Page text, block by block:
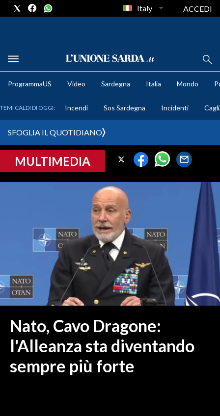
METEO
CRONACA SARDEGNA
ORISTANO E PROVINCIA
SASSARI E PROVINCIA
NUORO E PROVINCIA
OGLIASTRA
ITALIA
MONDO
Italy ACCEDI
ProgrammaUS Video Sardegna Italia Mondo
TEMI CALDI DI OGGI: Incendi Sos Sardegna Incidenti
SFOGLIA IL QUOTIDIANO
MULTIMEDIA
Nato, Cavo Dragone:
l'Alleanza sta diventando
sempre più forte